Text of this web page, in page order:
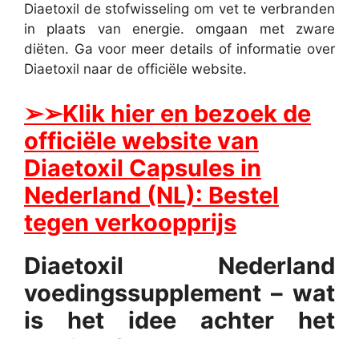
Diaetoxil de stofwisseling om vet te verbranden
in plaats van energie. omgaan met zware
diëten. Ga voor meer details of informatie over
Diaetoxil naar de officiële website.
➢➢Klik hier en bezoek de
officiële website van
Diaetoxil Capsules in
Nederland (NL): Bestel
tegen verkoopprijs
Diaetoxil Nederland
voedingssupplement – ​​wat
is het idee achter het